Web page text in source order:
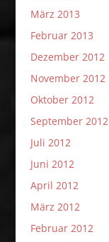
März 2013
Februar 2013
Dezember 2012
November 2012
Oktober 2012
September 2012
Juli 2012
Juni 2012
April 2012
März 2012
Februar 2012